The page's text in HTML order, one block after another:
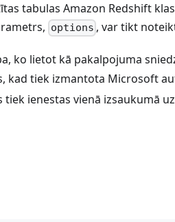
tabulas Amazon Redshift
options , var tikt
ko lietot kā pakalpojuma
kad tiek izmantota Microsoft
tiek ienestas vienā izsaukumā